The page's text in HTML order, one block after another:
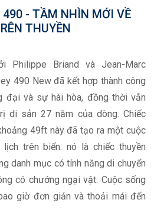
490 - TẦM NHÌN MỚI VỀ
THUYỀN
Philippe Briand và Jean-Marc
490 New đã kết hợp thành công
đại và sự hài hòa, đồng thời vẫn
di sản 27 năm của dòng. Chiếc
49ft này đã tạo ra một cuộc
trên biển: nó là chiếc thuyền
danh mục có tính năng di chuyển
có chướng ngại vật. Cuộc sống
giờ đơn giản và thoải mái đến